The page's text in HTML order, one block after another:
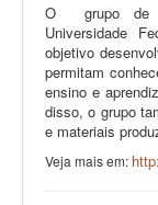
O grupo de
Universidade
objetivo
permitam
ensino e
disso, o grupo
e materiais
Veja mais em: